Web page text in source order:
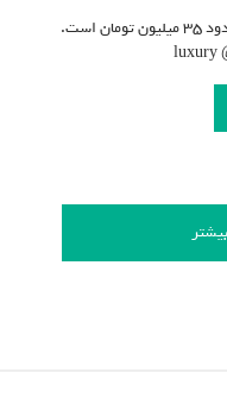
میز کار بدون جاذبه ! قیمت این میز کار حدود ۳۵ میلیون تومان است.